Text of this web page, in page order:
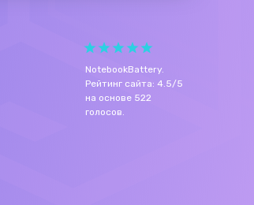
NotebookBattery.
Рейтинг сайта: 4.5/5
на основе 522
голосов.